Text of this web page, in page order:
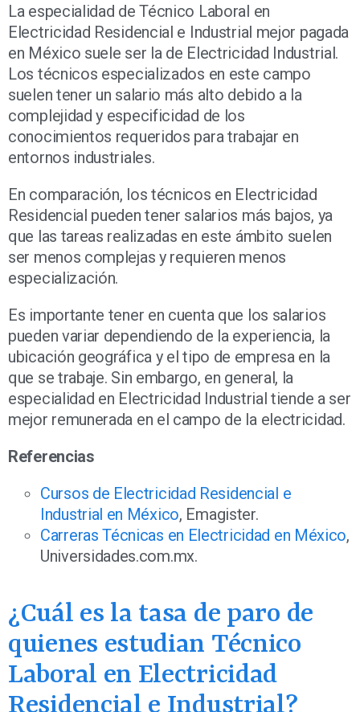
La especialidad de Técnico Laboral en
Electricidad Residencial e Industrial mejor pagada
en México suele ser la de Electricidad Industrial.
Los técnicos especializados en este campo
suelen tener un salario más alto debido a la
complejidad y especificidad de los
conocimientos requeridos para trabajar en
entornos industriales.
En comparación, los técnicos en Electricidad
Residencial pueden tener salarios más bajos, ya
que las tareas realizadas en este ámbito suelen
ser menos complejas y requieren menos
especialización.
Es importante tener en cuenta que los salarios
pueden variar dependiendo de la experiencia, la
ubicación geográfica y el tipo de empresa en la
que se trabaje. Sin embargo, en general, la
especialidad en Electricidad Industrial tiende a ser
mejor remunerada en el campo de la electricidad.
Referencias
Cursos de Electricidad Residencial e
Industrial en México, Emagister.
Carreras Técnicas en Electricidad en México,
Universidades.com.mx.
¿Cuál es la tasa de paro de
quienes estudian Técnico
Laboral en Electricidad
Residencial e Industrial?